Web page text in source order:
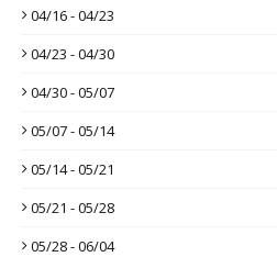
04/16 - 04/23
04/23 - 04/30
04/30 - 05/07
05/07 - 05/14
05/14 - 05/21
05/21 - 05/28
05/28 - 06/04